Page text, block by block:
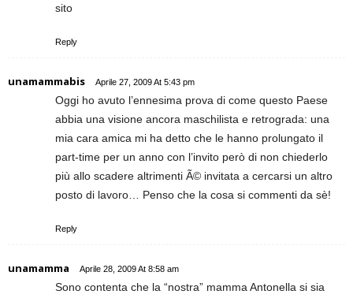
sito
Reply
unamammabis Aprile 27, 2009 At 5:43 pm
Oggi ho avuto l’ennesima prova di come questo Paese
abbia una visione ancora maschilista e retrograda: una
mia cara amica mi ha detto che le hanno prolungato il
part-time per un anno con l’invito però di non chiederlo
più allo scadere altrimenti Ã© invitata a cercarsi un altro
posto di lavoro… Penso che la cosa si commenti da sè!
Reply
unamamma Aprile 28, 2009 At 8:58 am
Sono contenta che la “nostra” mamma Antonella si sia